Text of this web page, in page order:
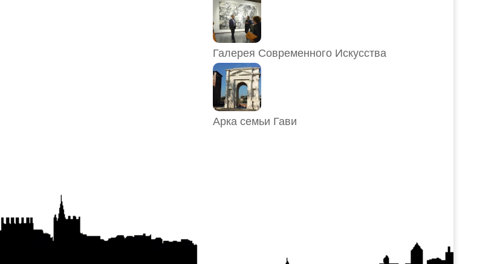
Галерея Современного Искусства
Арка семьи Гави